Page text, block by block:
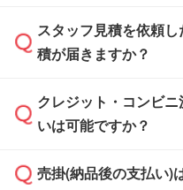
可能です。見積・注
まま進む』ボタンか
スタッフ見積を依頼
積が届きますか？
通常、翌営業日まで
雑状況によっては、
依頼いただいた場合
クレジット・コンビ
いは可能ですか？
銀行振込のみのご対
売掛(納品後の支払い)